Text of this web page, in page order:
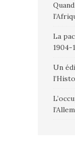
La
1904-
Un